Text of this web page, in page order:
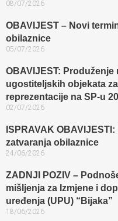
08/07/2026
OBAVIJEST – Novi
obilaznice​
05/07/2026
OBAVIJEST:
ugostiteljskih objekata
reprezentacije na SP-u
02/07/2026
ISPRAVAK
zatvaranja obilaznice​
24/06/2026
ZADNJI POZIV –
mišljenja za Izmjene i
uređenja (UPU) “Bijaka”
18/06/2026